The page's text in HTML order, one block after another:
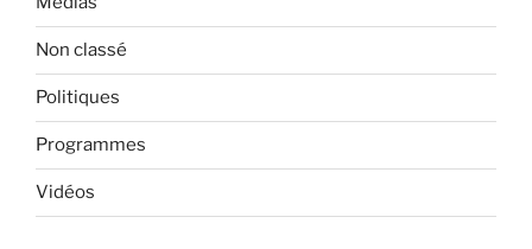
Non classé
Politiques
Programmes
Vidéos